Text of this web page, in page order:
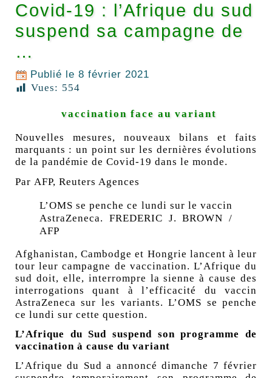
Covid-19 : l’Afrique du sud
suspend sa campagne de
…
Publié le 8 février 2021
Vues: 554
vaccination face au variant
Nouvelles mesures, nouveaux bilans et faits
marquants : un point sur les dernières évolutions
de la pandémie de Covid-19 dans le monde.
Par AFP, Reuters Agences
L’OMS se penche ce lundi sur le vaccin
AstraZeneca. FREDERIC J. BROWN /
AFP
Afghanistan, Cambodge et Hongrie lancent à leur
tour leur campagne de vaccination. L’Afrique du
sud doit, elle, interrompre la sienne à cause des
interrogations quant à l’efficacité du vaccin
AstraZeneca sur les variants. L’OMS se penche
ce lundi sur cette question.
L’Afrique du Sud suspend son programme de
vaccination à cause du variant
L’Afrique du Sud a annoncé dimanche 7 février